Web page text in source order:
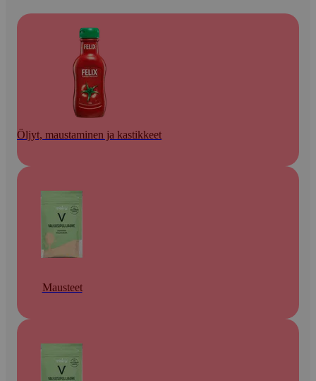
Öljyt, maustaminen ja kastikkeet
Mausteet